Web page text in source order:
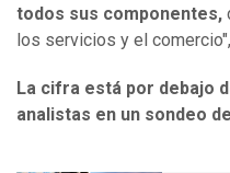
todos sus componentes,
los servicios y el
La cifra está por debajo
analistas en un sondeo